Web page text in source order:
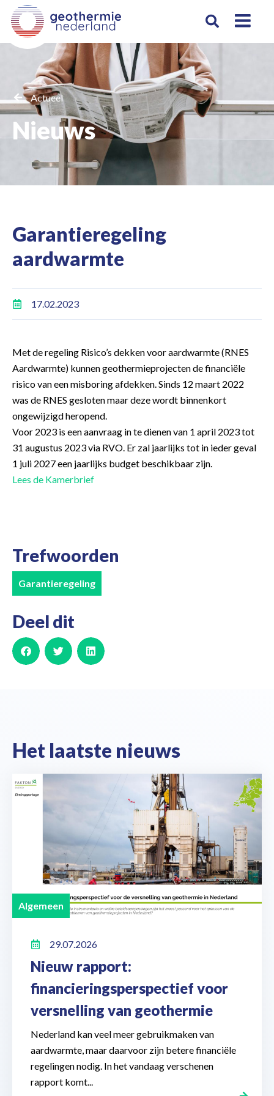
Actueel
Nieuws
Garantieregeling
aardwarmte
17.02.2023
Met de regeling Risico’s dekken voor aardwarmte (RNES
Aardwarmte) kunnen geothermieprojecten de financiële
risico van een misboring afdekken. Sinds 12 maart 2022
was de RNES gesloten maar deze wordt binnenkort
ongewijzigd heropend.
Voor 2023 is een aanvraag in te dienen van 1 april 2023 tot
31 augustus 2023 via RVO. Er zal jaarlijks tot in ieder geval
1 juli 2027 een jaarlijks budget beschikbaar zijn.
Lees de Kamerbrief
Trefwoorden
Garantieregeling
Deel dit
Het laatste nieuws
Algemeen
29.07.2026
Nieuw rapport:
financieringsperspectief voor
versnelling van geothermie
Nederland kan veel meer gebruikmaken van
aardwarmte, maar daarvoor zijn betere financiële
regelingen nodig. In het vandaag verschenen
rapport komt...